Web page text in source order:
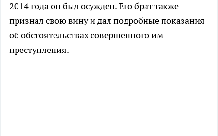
2014 года он был осужден. Его брат также
признал свою вину и дал подробные показания
об обстоятельствах совершенного им
преступления.